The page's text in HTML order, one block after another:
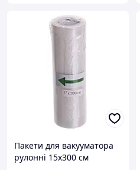
Пакети для вакууматора
рулонні 15х300 см